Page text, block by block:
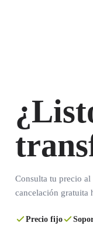
Consulta tu precio
cancelación gratuita
Precio fijo